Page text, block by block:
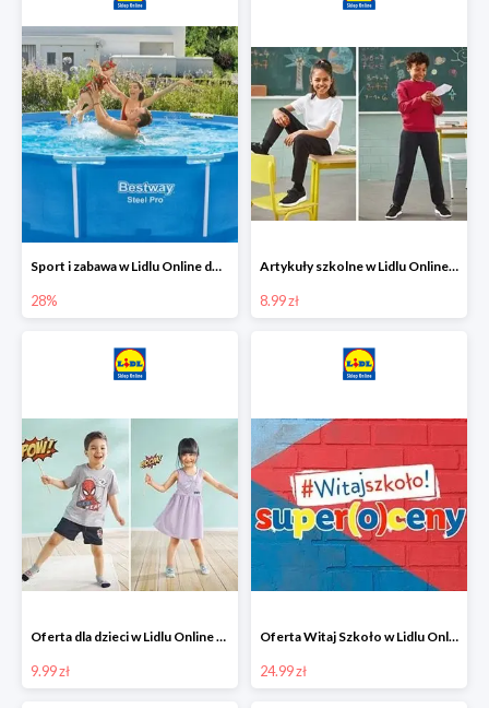
Sport i zabawa w Lidlu Online do -28%
28%
Artykuły szkolne w Lidlu Online od 8,99 zł
8.99 zł
Oferta dla dzieci w Lidlu Online od 9,99 zł
9.99 zł
Oferta Witaj Szkoło w Lidlu Online od 24,99 zł
24.99 zł